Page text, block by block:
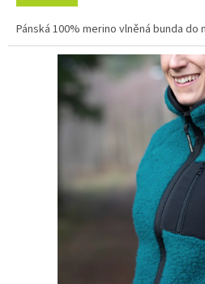
Pánská 100% merino vlněná bunda do